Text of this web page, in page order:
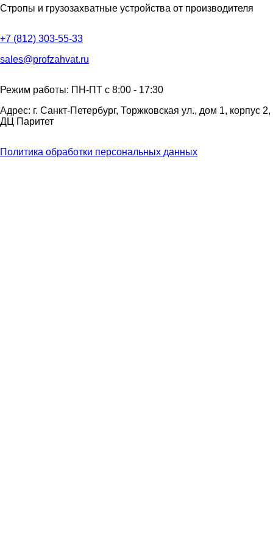
Стропы и грузозахватные устройства от производителя
+7 (812) 303-55-33
sales@profzahvat.ru
Режим работы: ПН-ПТ с 8:00 - 17:30
Адрес: г. Санкт-Петербург, Торжковская ул., дом 1, корпус 2,
ДЦ Паритет
Политика обработки персональных данных